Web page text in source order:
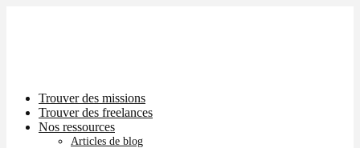
Trouver des missions
Trouver des freelances
Nos ressources
Articles de blog